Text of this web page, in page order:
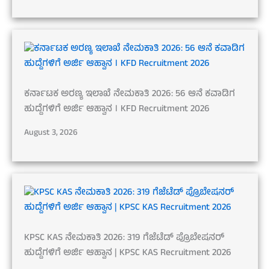
ಕರ್ನಾಟಕ ಅರಣ್ಯ ಇಲಾಖೆ ನೇಮಕಾತಿ 2026: 56 ಆನೆ ಕವಾಡಿಗ
ಹುದ್ದೆಗಳಿಗೆ ಅರ್ಜಿ ಆಹ್ವಾನ । KFD Recruitment 2026
August 3, 2026
KPSC KAS ನೇಮಕಾತಿ 2026: 319 ಗೆಜೆಟೆಡ್ ಪ್ರೊಬೇಷನರ್
ಹುದ್ದೆಗಳಿಗೆ ಅರ್ಜಿ ಆಹ್ವಾನ | KPSC KAS Recruitment 2026